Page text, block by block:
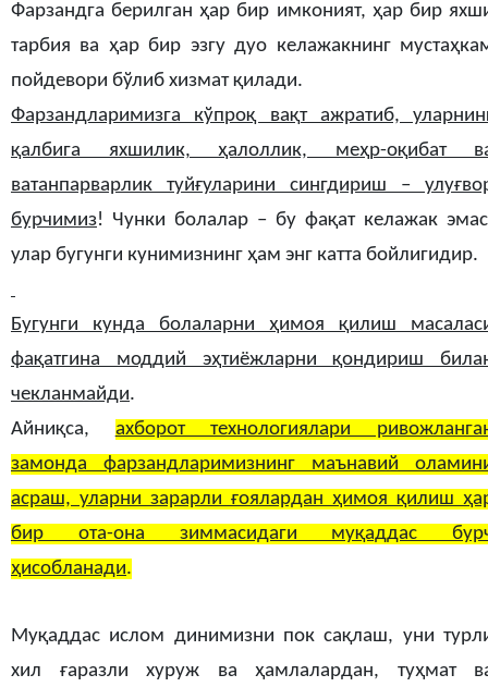
Фарзандга берилган ҳар бир имконият, ҳар бир
тарбия ва ҳар бир эзгу дуо келажакнинг
пойдевори бўлиб хизмат қилади.
Фарзандларимизга кўпроқ вақт ажратиб,
қалбига яхшилик, ҳалоллик, меҳр-оқибат
ватанпарварлик туйғуларини сингдириш –
бурчимиз! Чунки болалар – бу фақат келажак
улар бугунги кунимизнинг ҳам энг катта бойлигидир.
Бугунги кунда болаларни ҳимоя қилиш
фақатгина моддий эҳтиёжларни қондириш
чекланмайди.
Айниқса, ахборот технологиялари
замонда фарзандларимизнинг маънавий
асраш, уларни зарарли ғоялардан ҳимоя қилиш
бир ота-она зиммасидаги муқаддас
ҳисобланади.
Муқаддас ислом динимизни пок сақлаш, уни
хил ғаразли хуруж ва ҳамлалардан, туҳмат